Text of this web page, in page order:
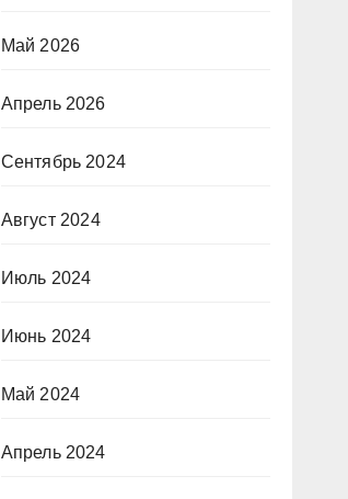
Май 2026
Апрель 2026
Сентябрь 2024
Август 2024
Июль 2024
Июнь 2024
Май 2024
Апрель 2024